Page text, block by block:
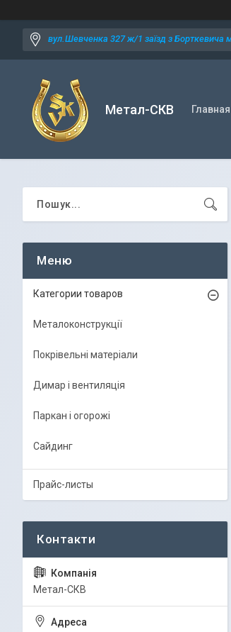
вул.Шевченка 327 ж/1 заїзд з Борткевича
Метал-СКВ Главная
Категории товаров
Металоконструкції
Покрівельні матеріали
Димар і вентиляція
Паркан і огорожі
Сайдинг
Прайс-листы
Метал-СКВ